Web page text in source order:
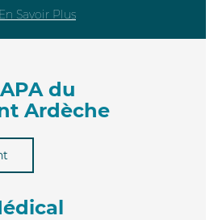
En Savoir Plus
du
Ardèche